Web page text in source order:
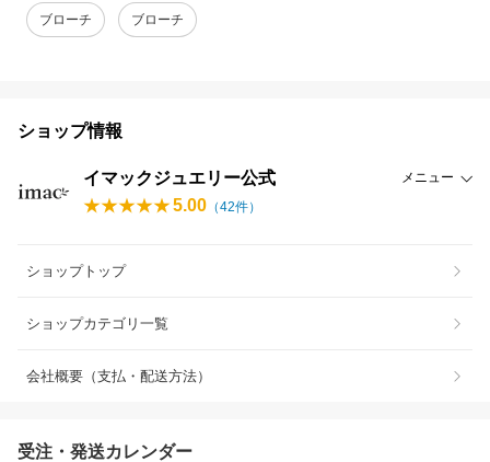
ブローチ ブローチ
ショップ情報
イマックジュエリー公式 メニュー
5.00 （42件）
ショップトップ
ショップカテゴリ一覧
会社概要（支払・配送方法）
受注・発送カレンダー